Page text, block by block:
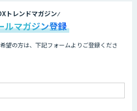
トレンドマガジン
ルマガジン登録
望の方は、下記フォームよりご登録くださ